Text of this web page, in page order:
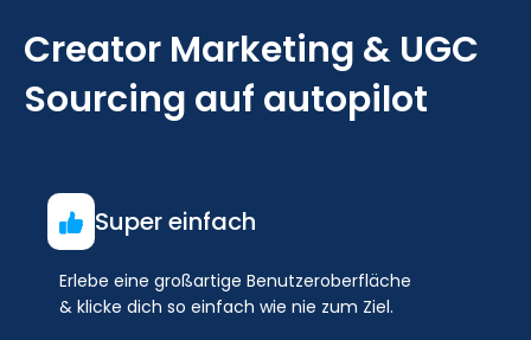
Creator Marketing & UGC
Sourcing auf autopilot
Super einfach
Erlebe eine großartige Benutzeroberfläche
& klicke dich so einfach wie nie zum Ziel.